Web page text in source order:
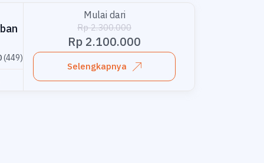
(449)
Mulai dari
Rp 2.300.000
Rp 2.100.000
Selengkapnya